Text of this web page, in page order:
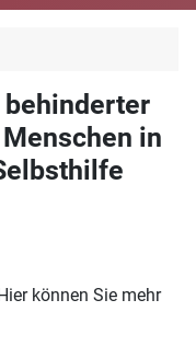
behinderter
in
können Sie mehr